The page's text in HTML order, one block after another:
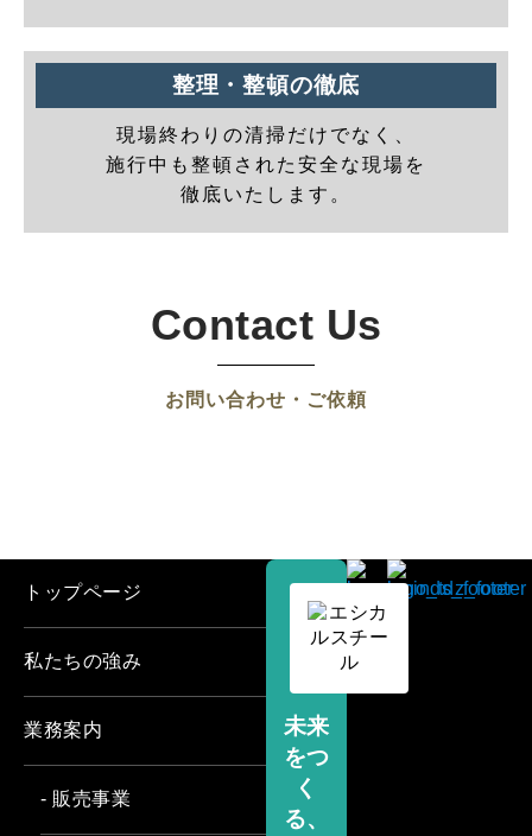
整理・整頓の徹底
現場終わりの清掃だけでなく、
施行中も整頓された安全な現場を
徹底いたします。
Contact Us
お問い合わせ・ご依頼
未来
をつ
く
る、
トップページ
私たちの強み
業務案内
- 販売事業